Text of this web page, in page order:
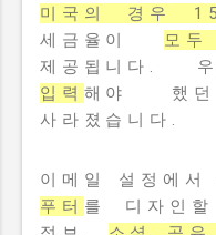
미국의 경우
세금율이
모
제공됩니다.
입력 해야 했
사라졌습니다.
이메일 설정에
푸터 를 디자인